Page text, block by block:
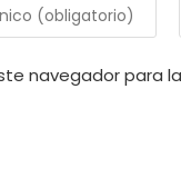
navegador para